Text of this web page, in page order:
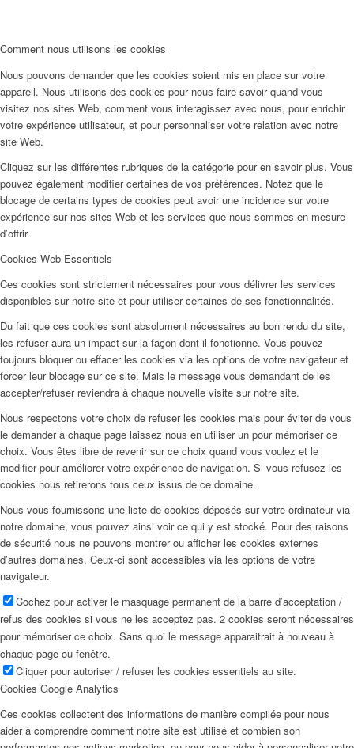
Comment nous utilisons les cookies
Nous pouvons demander que les cookies soient mis en place sur votre
appareil. Nous utilisons des cookies pour nous faire savoir quand vous
visitez nos sites Web, comment vous interagissez avec nous, pour enrichir
votre expérience utilisateur, et pour personnaliser votre relation avec notre
site Web.
Cliquez sur les différentes rubriques de la catégorie pour en savoir plus. Vous
pouvez également modifier certaines de vos préférences. Notez que le
blocage de certains types de cookies peut avoir une incidence sur votre
expérience sur nos sites Web et les services que nous sommes en mesure
d’offrir.
Cookies Web Essentiels
Ces cookies sont strictement nécessaires pour vous délivrer les services
disponibles sur notre site et pour utiliser certaines de ses fonctionnalités.
Du fait que ces cookies sont absolument nécessaires au bon rendu du site,
les refuser aura un impact sur la façon dont il fonctionne. Vous pouvez
toujours bloquer ou effacer les cookies via les options de votre navigateur et
forcer leur blocage sur ce site. Mais le message vous demandant de les
accepter/refuser reviendra à chaque nouvelle visite sur notre site.
Nous respectons votre choix de refuser les cookies mais pour éviter de vous
le demander à chaque page laissez nous en utiliser un pour mémoriser ce
choix. Vous êtes libre de revenir sur ce choix quand vous voulez et le
modifier pour améliorer votre expérience de navigation. Si vous refusez les
cookies nous retirerons tous ceux issus de ce domaine.
Nous vous fournissons une liste de cookies déposés sur votre ordinateur via
notre domaine, vous pouvez ainsi voir ce qui y est stocké. Pour des raisons
de sécurité nous ne pouvons montrer ou afficher les cookies externes
d’autres domaines. Ceux-ci sont accessibles via les options de votre
navigateur.
Cochez pour activer le masquage permanent de la barre d’acceptation /
refus des cookies si vous ne les acceptez pas. 2 cookies seront nécessaires
pour mémoriser ce choix. Sans quoi le message apparaitrait à nouveau à
chaque page ou fenêtre.
Cliquer pour autoriser / refuser les cookies essentiels au site.
Cookies Google Analytics
Ces cookies collectent des informations de manière compilée pour nous
aider à comprendre comment notre site est utilisé et combien son